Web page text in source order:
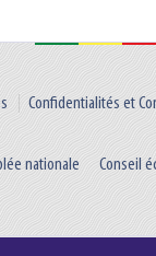
Confidentialités et
nationale Conseil